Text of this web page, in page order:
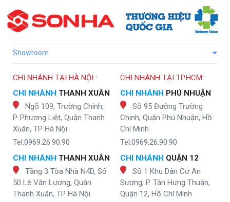
Showroom
CHI NHÁNH TẠI HÀ NỘI :
CHI NHÁNH THANH XUÂN
Ngõ 109, Trường Chinh,
P. Phương Liệt, Quận Thanh
Xuân, TP Hà Nội
Tel:0969.26.90.90
CHI NHÁNH THANH XUÂN
Tầng 3 Tòa Nhà N4D, Số
50 Lê Văn Lương, Quận
Thanh Xuân, TP Hà Nội
CHI NHÁNH TẠI TP.HCM :
CHI NHÁNH PHÚ NHUẬN
Số 95 Đường Trường
Chinh, Quận Phú Nhuận, Hồ
Chí Minh
Tel:0969.26.90.90
CHI NHÁNH QUẬN 12
Số 1 Khu Dân Cư An
Sương, P. Tân Hưng Thuận,
Quận 12, Hồ Chí Minh